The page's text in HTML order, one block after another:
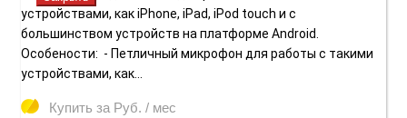
устройствами, как iPhone, iPad, iPod touch и с
большинством устройств на платформе Android.
Особености: - Петличный микрофон для работы с такими
устройствами, как...
Купить за Руб. / мес